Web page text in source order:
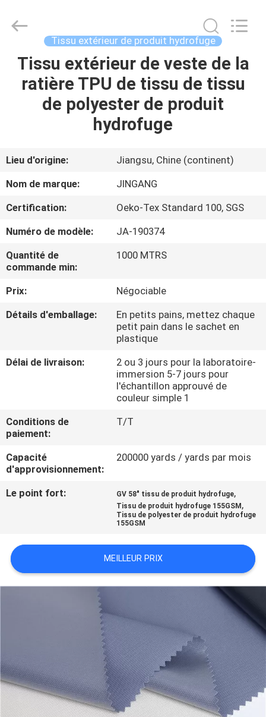
MAISON
PRODUITS
SUJET
DE
NOUS
VISITE
D'USINE
CONTRÔLE
DE
NOUVELLES
CAS
PLAN
DU
POLICY
Textile
Co.,Ltd.
Tissu extérieur de produit hydrofuge
Tissu extérieur de veste de la
ratière TPU de tissu de tissu
de polyester de produit
hydrofuge
Lieu d'origine:
Jiangsu, Chine (continent)
Nom de marque:
JINGANG
Certification:
Oeko-Tex Standard 100, SGS
Numéro de modèle:
JA-190374
Quantité de
commande min:
1000 MTRS
Prix:
Négociable
Détails d'emballage:
En petits pains, mettez chaque
petit pain dans le sachet en
plastique
Délai de livraison:
2 ou 3 jours pour la laboratoire-
immersion 5-7 jours pour
l'échantillon approuvé de
couleur simple 1
Conditions de
paiement:
T/T
Capacité
d'approvisionnement:
200000 yards / yards par mois
Le point fort: GV 58" tissu de produit hydrofuge,
Tissu de produit hydrofuge 155GSM ,
Tissu de polyester de produit hydrofuge
155GSM
MEILLEUR PRIX